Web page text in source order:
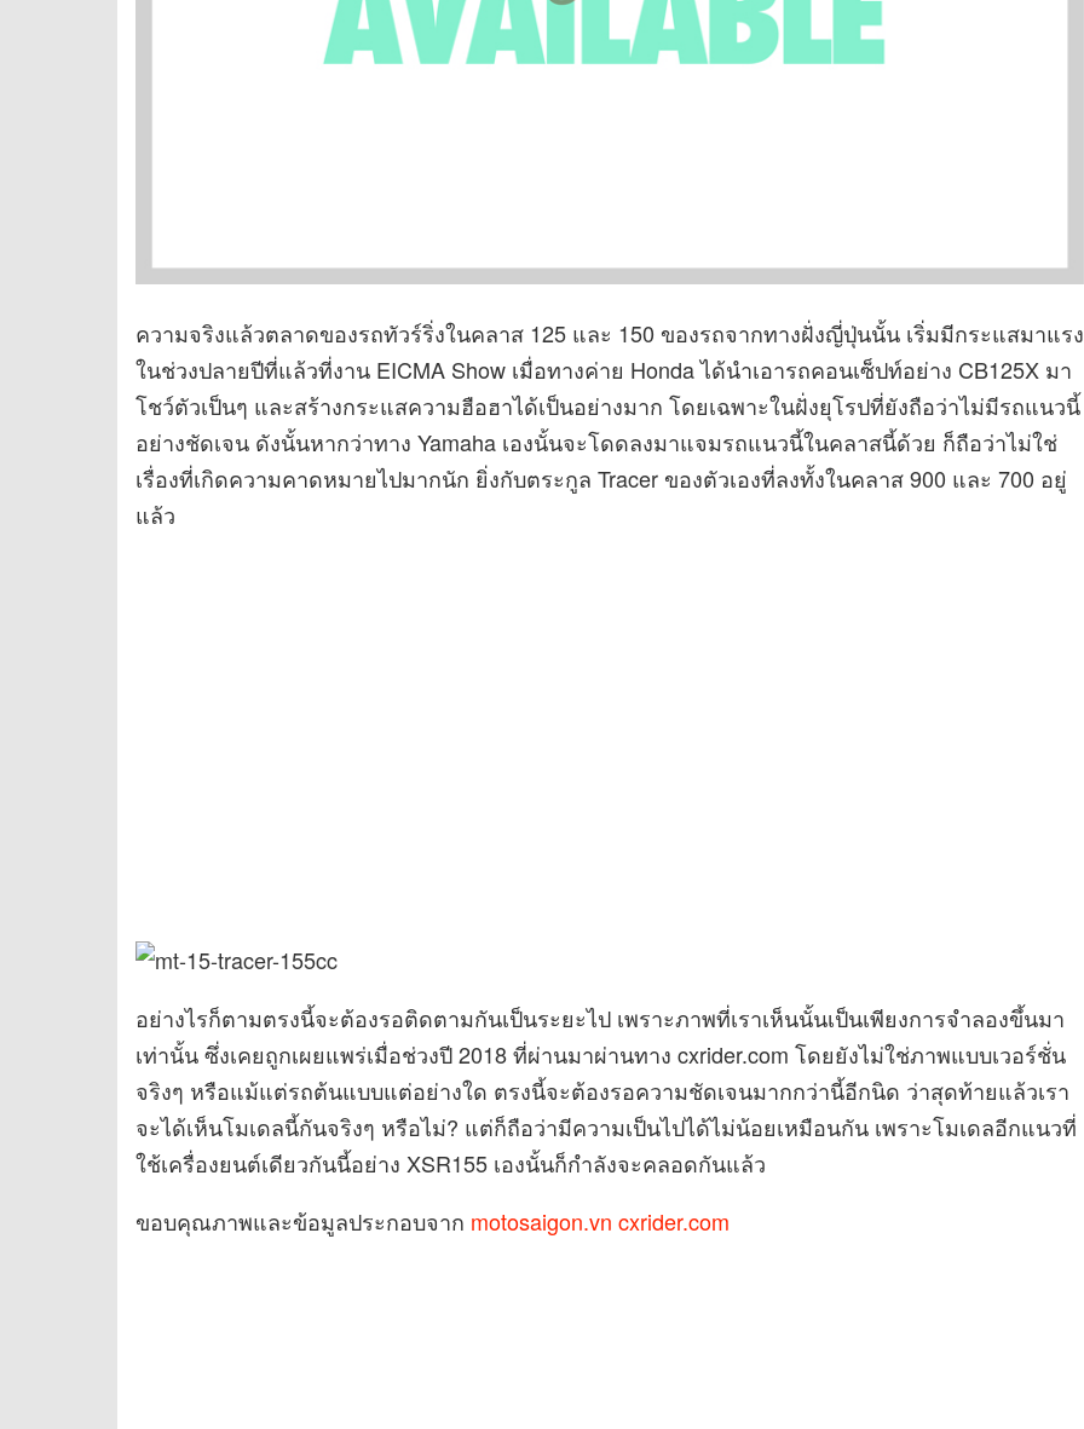
ความจริงแล้วตลาดของรถทัวร์ริ่งในคลาส 125 และ 150 ของรถจากทางฝั่งญี่ปุ่นนั้น เริ่มมีกระแสมาแรง
ในช่วงปลายปีที่แล้วที่งาน EICMA Show เมื่อทางค่าย Honda ได้นำเอารถคอนเซ็ปท์อย่าง CB125X มา
โชว์ตัวเป็นๆ และสร้างกระแสความฮือฮาได้เป็นอย่างมาก โดยเฉพาะในฝั่งยุโรปที่ยังถือว่าไม่มีรถแนวนี้
อย่างชัดเจน ดังนั้นหากว่าทาง Yamaha เองนั้นจะโดดลงมาแจมรถแนวนี้ในคลาสนี้ด้วย ก็ถือว่าไม่ใช่
เรื่องที่เกิดความคาดหมายไปมากนัก ยิ่งกับตระกูล Tracer ของตัวเองที่ลงทั้งในคลาส 900 และ 700 อยู่
แล้ว
อย่างไรก็ตามตรงนี้จะต้องรอติดตามกันเป็นระยะไป เพราะภาพที่เราเห็นนั้นเป็นเพียงการจำลองขึ้นมา
เท่านั้น ซึ่งเคยถูกเผยแพร่เมื่อช่วงปี 2018 ที่ผ่านมาผ่านทาง cxrider.com โดยยังไม่ใช่ภาพแบบเวอร์ชั่น
จริงๆ หรือแม้แต่รถต้นแบบแต่อย่างใด ตรงนี้จะต้องรอความชัดเจนมากกว่านี้อีกนิด ว่าสุดท้ายแล้วเรา
จะได้เห็นโมเดลนี้กันจริงๆ หรือไม่? แต่ก็ถือว่ามีความเป็นไปได้ไม่น้อยเหมือนกัน เพราะโมเดลอีกแนวที่
ใช้เครื่องยนต์เดียวกันนี้อย่าง XSR155 เองนั้นก็กำลังจะคลอดกันแล้ว
ขอบคุณภาพและข้อมูลประกอบจาก motosaigon.vn cxrider.com